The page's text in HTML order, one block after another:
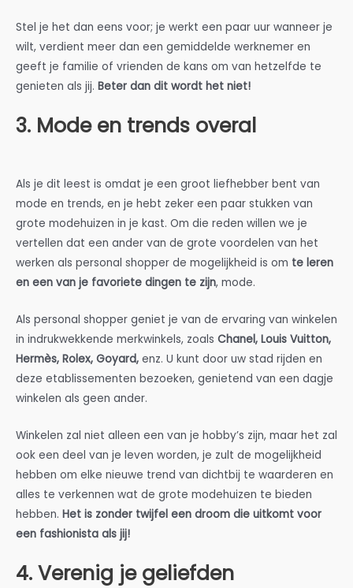
Stel je het dan eens voor; je werkt een paar uur wanneer je
wilt, verdient meer dan een gemiddelde werknemer en
geeft je familie of vrienden de kans om van hetzelfde te
genieten als jij. Beter dan dit wordt het niet!
3. Mode en trends overal
Als je dit leest is omdat je een groot liefhebber bent van
mode en trends, en je hebt zeker een paar stukken van
grote modehuizen in je kast. Om die reden willen we je
vertellen dat een ander van de grote voordelen van het
werken als personal shopper de mogelijkheid is om te leren
en een van je favoriete dingen te zijn, mode.
Als personal shopper geniet je van de ervaring van winkelen
in indrukwekkende merkwinkels, zoals Chanel, Louis Vuitton,
Hermès, Rolex, Goyard, enz. U kunt door uw stad rijden en
deze etablissementen bezoeken, genietend van een dagje
winkelen als geen ander.
Winkelen zal niet alleen een van je hobby’s zijn, maar het zal
ook een deel van je leven worden, je zult de mogelijkheid
hebben om elke nieuwe trend van dichtbij te waarderen en
alles te verkennen wat de grote modehuizen te bieden
hebben. Het is zonder twijfel een droom die uitkomt voor
een fashionista als jij!
4. Verenig je geliefden